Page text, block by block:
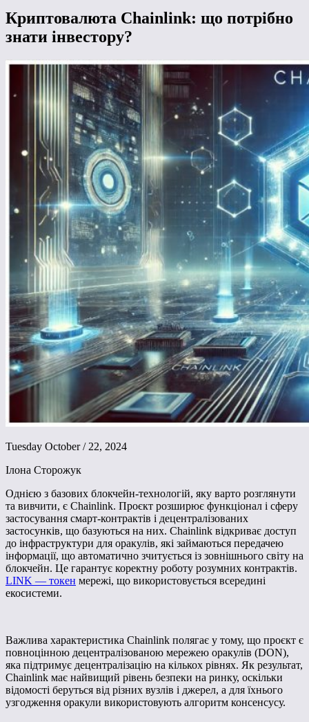
Криптовалюта Chainlink: що потрібно
знати інвестору?
Tuesday October / 22, 2024
Ілона Сторожук
Однією з базових блокчейн-технологій, яку варто розглянути
та вивчити, є Chainlink. Проєкт розширює функціонал і сферу
застосування смарт-контрактів і децентралізованих
застосунків, що базуються на них. Chainlink відкриває доступ
до інфраструктури для оракулів, які займаються передачею
інформації, що автоматично зчитується із зовнішнього світу на
блокчейн. Це гарантує коректну роботу розумних контрактів.
LINK — токен мережі, що використовується всередині
екосистеми.
Важлива характеристика Chainlink полягає у тому, що проєкт є
повноцінною децентралізованою мережею оракулів (DON),
яка підтримує децентралізацію на кількох рівнях. Як результат,
Chainlink має найвищий рівень безпеки на ринку, оскільки
відомості беруться від різних вузлів і джерел, а для їхнього
узгодження оракули використовують алгоритм консенсусу.